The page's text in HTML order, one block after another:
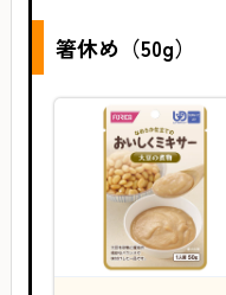
箸休め（50g）